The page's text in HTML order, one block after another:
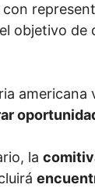
con
objetivo de
la